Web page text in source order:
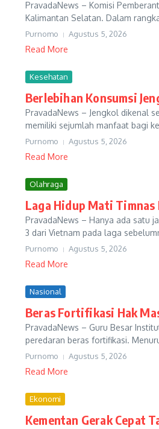
PravadaNews – Komisi
Kalimantan Selatan. Dalam
Purnomo Agustus 5, 2026
Read More
Kesehatan
Berlebihan Konsumsi
PravadaNews – Jengkol dikenal
memiliki sejumlah manfaat bagi
Purnomo Agustus 5, 2026
Read More
Olahraga
Laga Hidup Mati
PravadaNews – Hanya ada satu
3 dari Vietnam pada laga
Purnomo Agustus 5, 2026
Read More
Nasional
Beras Fortifikasi Hak
PravadaNews – Guru Besar
peredaran beras fortifikasi.
Purnomo Agustus 5, 2026
Read More
Ekonomi
Kementan Gerak Cepat